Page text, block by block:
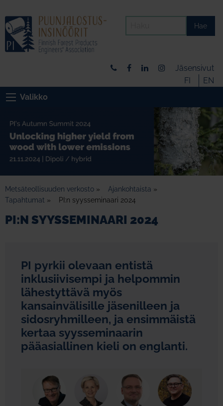
Hae
Jäsensivut
FI
EN
Valikko
Metsäteollisuuden verkosto » Ajankohtaista »
Tapahtumat » PI:n syysseminaari 2024
PI:N SYYSSEMINAARI 2024
PI pyrkii olevaan entistä
inklusiivisempi ja helpommin
lähestyttävä myös
kansainvälisille jäsenilleen ja
sidosryhmilleen, ja ensimmäistä
kertaa syysseminaarin
pääasiallinen kieli on englanti.